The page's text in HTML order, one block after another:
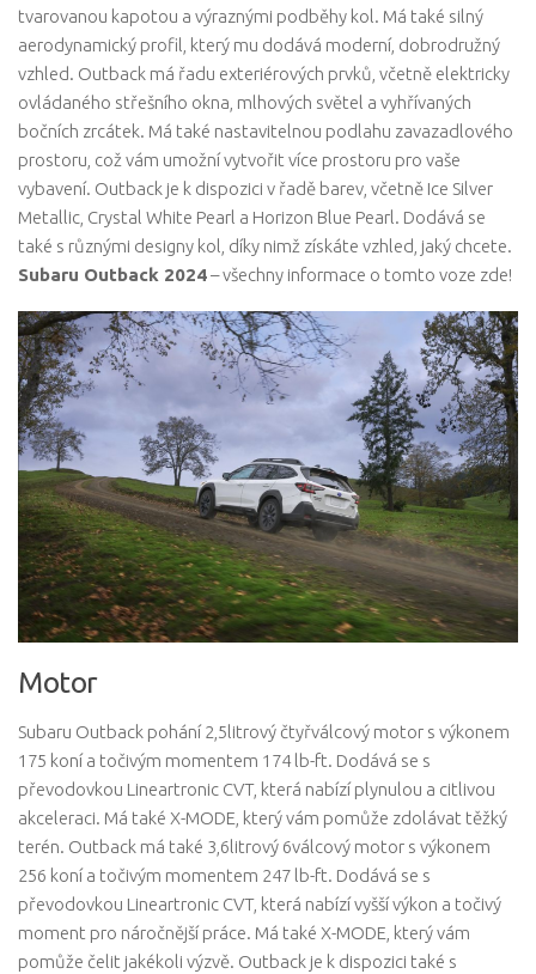
tvarovanou kapotou a výraznými podběhy kol. Má také silný
aerodynamický profil, který mu dodává moderní, dobrodružný
vzhled. Outback má řadu exteriérových prvků, včetně elektricky
ovládaného střešního okna, mlhových světel a vyhřívaných
bočních zrcátek. Má také nastavitelnou podlahu zavazadlového
prostoru, což vám umožní vytvořit více prostoru pro vaše
vybavení. Outback je k dispozici v řadě barev, včetně Ice Silver
Metallic, Crystal White Pearl a Horizon Blue Pearl. Dodává se
také s různými designy kol, díky nimž získáte vzhled, jaký chcete.
Subaru Outback 2024– všechny informace o tomto voze zde!
Motor
Subaru Outback pohání 2,5litrový čtyřválcový motor s výkonem
175 koní a točivým momentem 174 lb-ft. Dodává se s
převodovkou Lineartronic CVT, která nabízí plynulou a citlivou
akceleraci. Má také X-MODE, který vám pomůže zdolávat těžký
terén. Outback má také 3,6litrový 6válcový motor s výkonem
256 koní a točivým momentem 247 lb-ft. Dodává se s
převodovkou Lineartronic CVT, která nabízí vyšší výkon a točivý
moment pro náročnější práce. Má také X-MODE, který vám
pomůže čelit jakékoli výzvě. Outback je k dispozici také s